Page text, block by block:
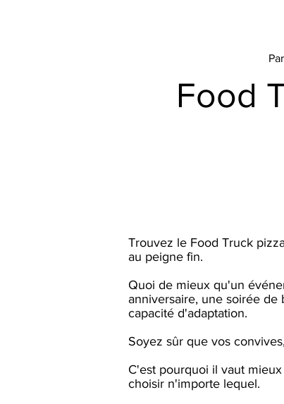
Food
Trouvez le Food Truck
au peigne fin.
Quoi de mieux qu'un
anniversaire, une soirée de
capacité d'adaptation.
Soyez sûr que vos
C'est pourquoi il vaut
choisir n'importe lequel.